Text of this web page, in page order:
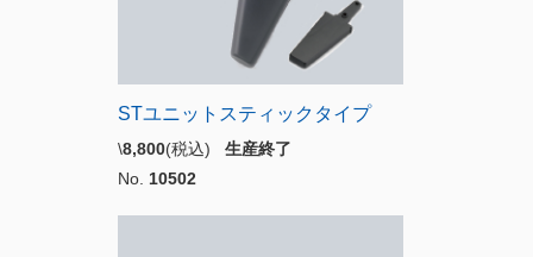
STユニットスティックタイプ
\8,800(税込) 生産終了
No. 10502